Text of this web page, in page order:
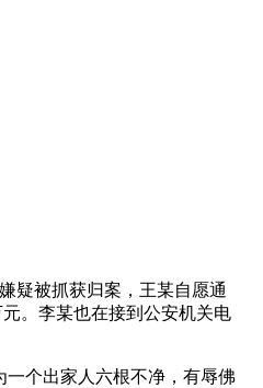
疑被抓获归案，王某自愿通
。李某也在接到公安机关电
个出家人六根不净，有辱佛